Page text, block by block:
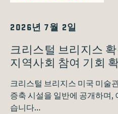
2026년 7월 2일
크리스털 브리지스
지역사회 참여 기회
크리스털 브리지스 미국 미술
증축 시설을 일반에 공개하며,
습니다…